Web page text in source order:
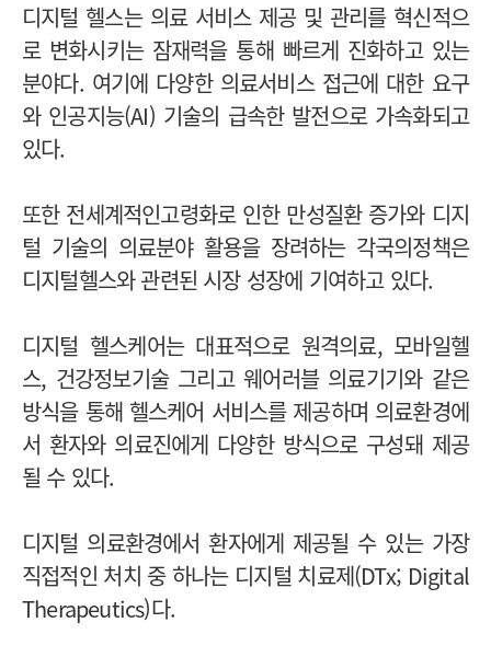
디지털 헬스는 의료 서비스 제공 및 관리를 혁신적으
로 변화시키는 잠재력을 통해 빠르게 진화하고 있는
분야다. 여기에 다양한 의료서비스 접근에 대한 요구
와 인공지능(AI) 기술의 급속한 발전으로 가속화되고
있다.
또한 전세계적인고령화로 인한 만성질환 증가와 디지
털 기술의 의료분야 활용을 장려하는 각국의정책은
디지털헬스와 관련된 시장 성장에 기여하고 있다.
디지털 헬스케어는 대표적으로 원격의료, 모바일헬
스, 건강정보기술 그리고 웨어러블 의료기기와 같은
방식을 통해 헬스케어 서비스를 제공하며 의료환경에
서 환자와 의료진에게 다양한 방식으로 구성돼 제공
될 수 있다.
디지털 의료환경에서 환자에게 제공될 수 있는 가장
직접적인 처치 중 하나는 디지털 치료제(DTx; Digital
Therapeutics)다.